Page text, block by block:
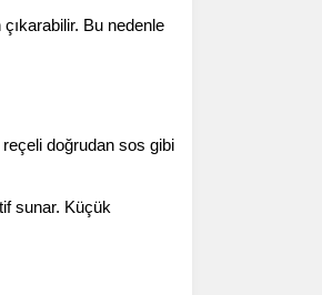
Bu nedenle
doğrudan sos gibi
sunar. Küçük